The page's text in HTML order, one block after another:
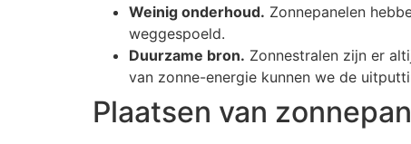
Weinig onderhoud. Zonnepanelen
weggespoeld.
Duurzame bron. Zonnestralen zijn er
van zonne-energie kunnen we de
Plaatsen van